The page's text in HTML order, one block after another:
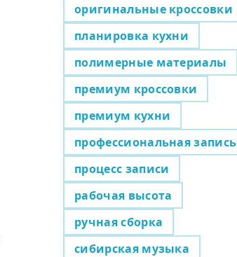
оригинальные кроссовки
планировка кухни
полимерные материалы
премиум кроссовки
премиум кухни
профессиональная запись
процесс записи
рабочая высота
ручная сборка
сибирская музыка